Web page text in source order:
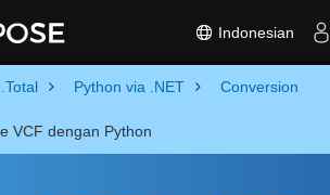
Indonesian
Python via .NET Conversion
VCF dengan Python